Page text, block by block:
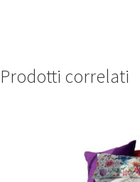
Prodotti correlati